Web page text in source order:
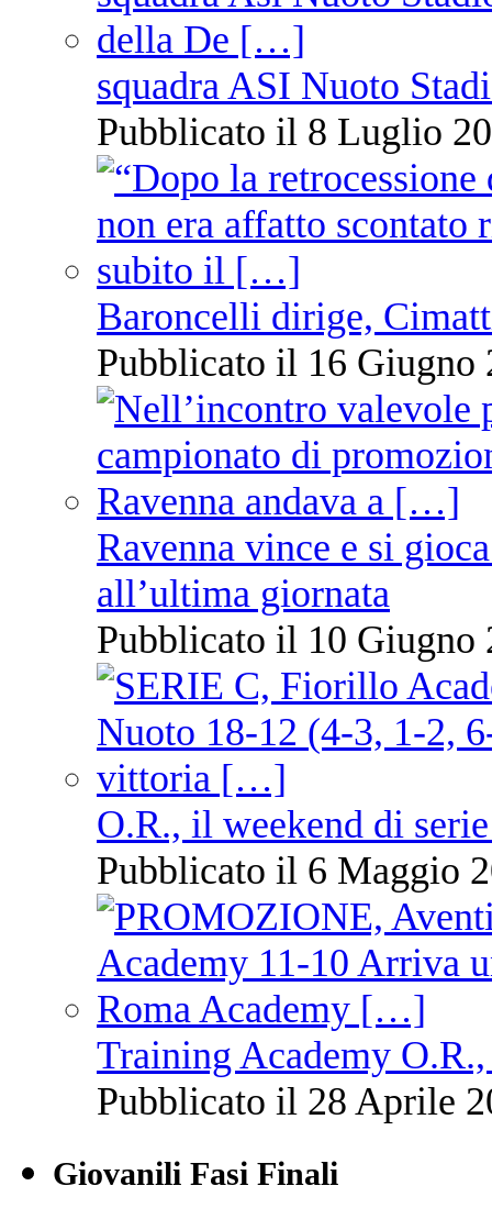
squadra ASI Nuoto
Pubblicato il 8 Luglio
Baroncelli dirige,
Pubblicato il 16 Giugno
Ravenna vince e si
all’ultima giornata
Pubblicato il 10 Giugno
O.R., il weekend di
Pubblicato il 6 Maggio
Training Academy
Pubblicato il 28 Aprile
Giovanili Fasi Finali